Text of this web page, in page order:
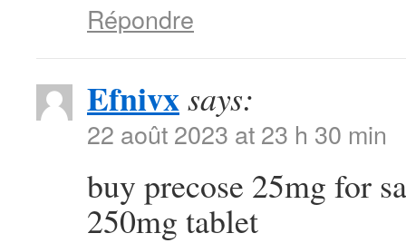
Répondre
Efnivxsays:
22 août 2023 at 23 h 30 min
buy precose 25mg for
250mg tablet